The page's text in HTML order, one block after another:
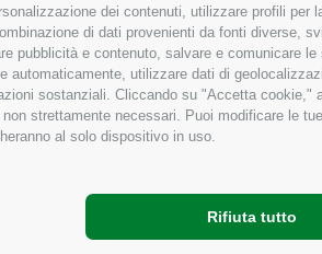
dei contenuti, utilizzare profili
di dati provenienti da fonti diverse,
pubblicità e contenuto, salvare e comunicare
utilizzare dati di
sostanziali. Cliccando su "Accetta
strettamente necessari. Puoi modificare le
al solo dispositivo in uso.
Rifiuta tutto
Confagricoltura
srl